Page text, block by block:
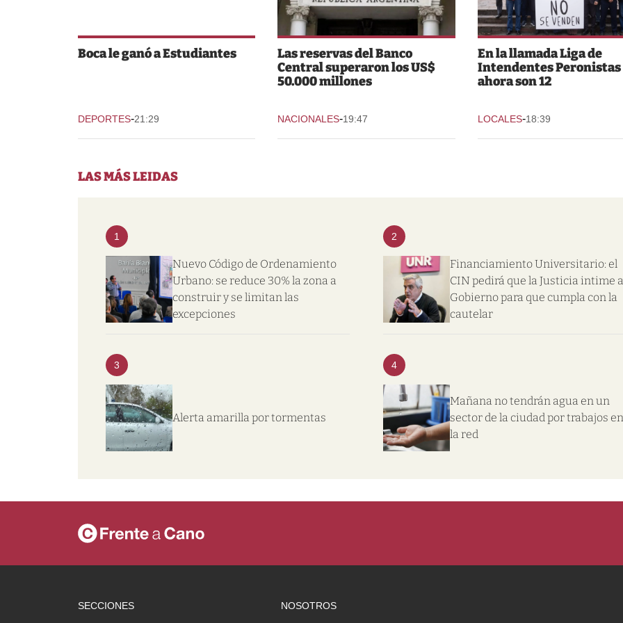
Boca le ganó a Estudiantes
DEPORTES-21:29
Las reservas del Banco
Central superaron los US$
50.000 millones
NACIONALES-19:47
En la llamada Liga de
Intendentes Peronistas
ahora son 12
LOCALES-18:39
LAS MÁS LEIDAS
1
Nuevo Código de Ordenamiento
Urbano: se reduce 30% la zona a
construir y se limitan las
excepciones
2
Financiamiento Universitario: el
CIN pedirá que la Justicia intime
Gobierno para que cumpla con la
cautelar
3
Alerta amarilla por tormentas
4
Mañana no tendrán agua en un
sector de la ciudad por trabajos en
la red
SECCIONES NOSOTROS